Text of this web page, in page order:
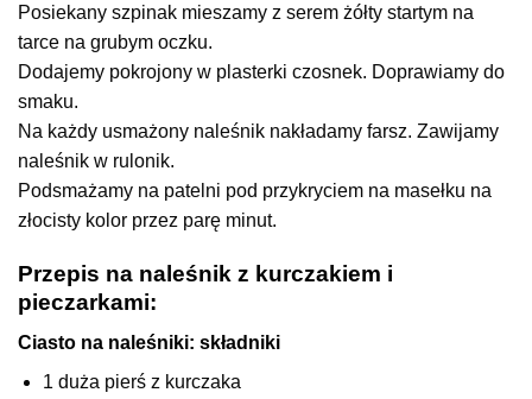
Posiekany szpinak mieszamy z serem żółty startym na
tarce na grubym oczku.
Dodajemy pokrojony w plasterki czosnek. Doprawiamy do
smaku.
Na każdy usmażony naleśnik nakładamy farsz. Zawijamy
naleśnik w rulonik.
Podsmażamy na patelni pod przykryciem na masełku na
złocisty kolor przez parę minut.
Przepis na naleśnik z kurczakiem i
pieczarkami:
Ciasto na naleśniki: składniki
1 duża pierś z kurczaka